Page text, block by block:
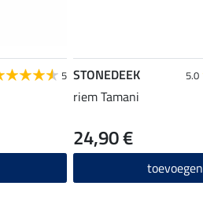
5 STONEDEEK 5.0
riem Tamani
24,90 €
toevoegen